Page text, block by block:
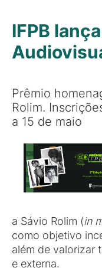
IFPB
Prêmio
Rolim.
a 15 de maio
a Sávio Rolim (in
como objetivo
além de valorizar
e externa.